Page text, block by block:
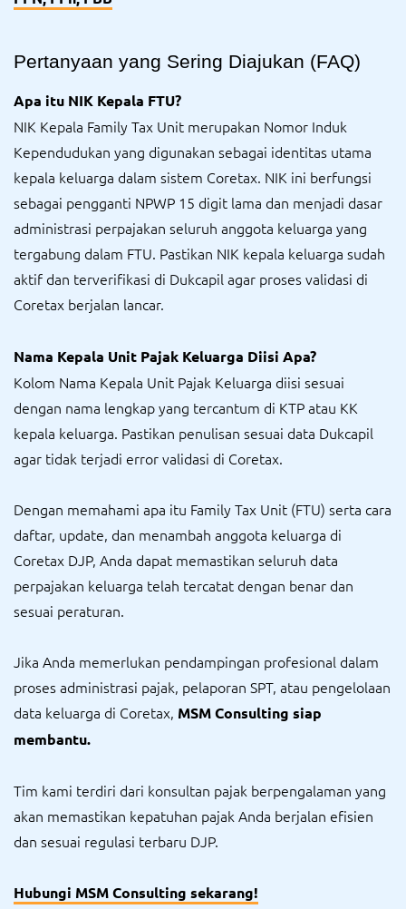
Pertanyaan yang Sering Diajukan (FAQ)
Apa itu NIK Kepala FTU?
NIK Kepala Family Tax Unit merupakan Nomor Induk
Kependudukan yang digunakan sebagai identitas utama
kepala keluarga dalam sistem Coretax. NIK ini berfungsi
sebagai pengganti NPWP 15 digit lama dan menjadi dasar
administrasi perpajakan seluruh anggota keluarga yang
tergabung dalam FTU. Pastikan NIK kepala keluarga sudah
aktif dan terverifikasi di Dukcapil agar proses validasi di
Coretax berjalan lancar.
Nama Kepala Unit Pajak Keluarga Diisi Apa?
Kolom Nama Kepala Unit Pajak Keluarga diisi sesuai
dengan nama lengkap yang tercantum di KTP atau KK
kepala keluarga. Pastikan penulisan sesuai data Dukcapil
agar tidak terjadi error validasi di Coretax.
Dengan memahami apa itu Family Tax Unit (FTU) serta cara
daftar, update, dan menambah anggota keluarga di
Coretax DJP, Anda dapat memastikan seluruh data
perpajakan keluarga telah tercatat dengan benar dan
sesuai peraturan.
Jika Anda memerlukan pendampingan profesional dalam
proses administrasi pajak, pelaporan SPT, atau pengelolaan
data keluarga di Coretax, MSM Consulting siap
membantu.
Tim kami terdiri dari konsultan pajak berpengalaman yang
akan memastikan kepatuhan pajak Anda berjalan efisien
dan sesuai regulasi terbaru DJP.
Hubungi MSM Consulting sekarang!